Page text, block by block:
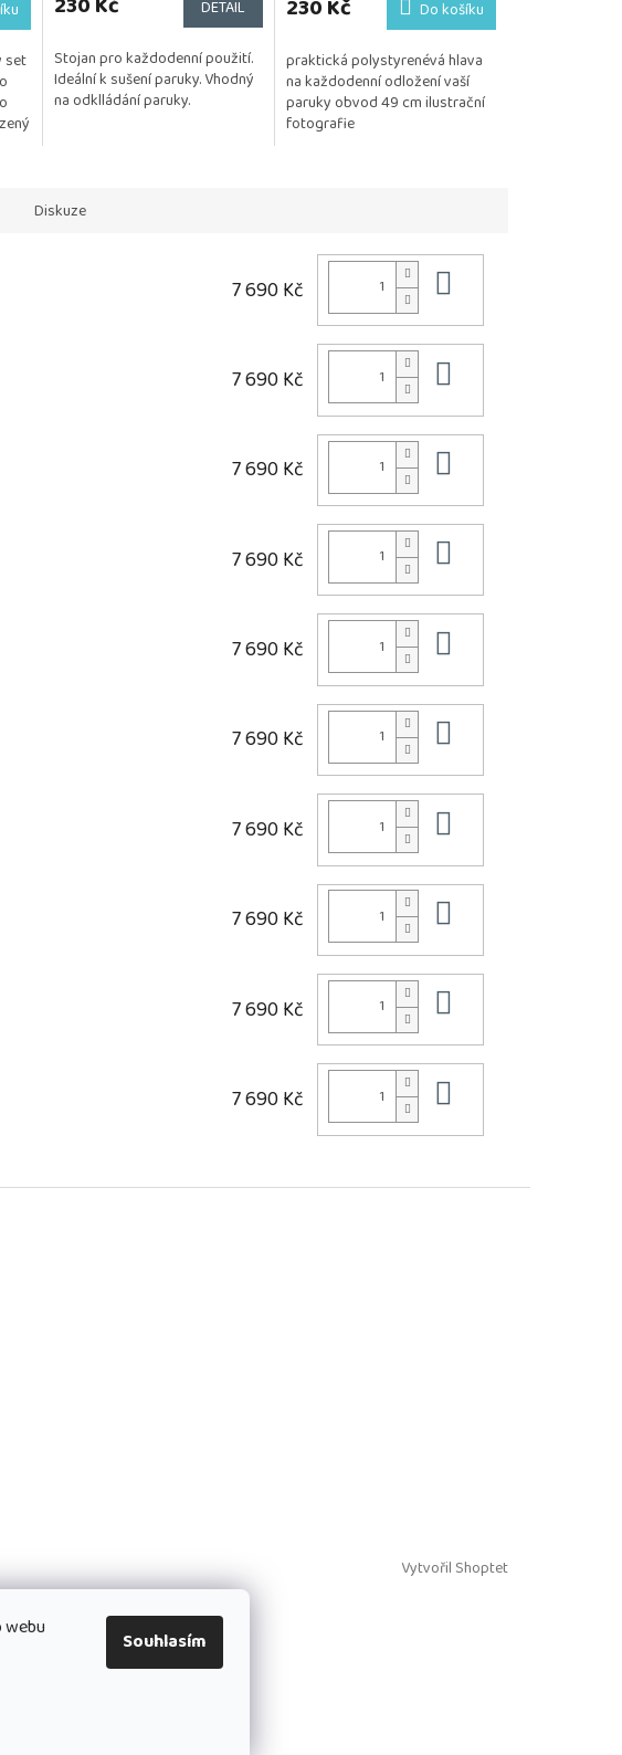
webu
Souhlasím
set
DETAIL
Stojan pro každodenní použití.
Ideální k sušení paruky. Vhodný
na odklládání paruky.
230 Kč Do košíku
praktická polystyrenévá hlava
na každodenní odložení vaší
paruky obvod 49 cm ilustrační
fotografie
Diskuze
7 690 Kč
7 690 Kč
7 690 Kč
7 690 Kč
7 690 Kč
7 690 Kč
7 690 Kč
7 690 Kč
7 690 Kč
7 690 Kč
Vytvořil Shoptet